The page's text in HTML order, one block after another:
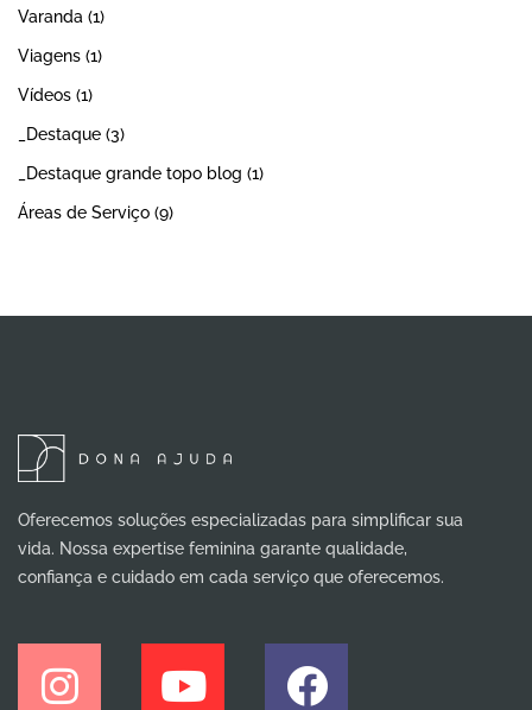
Varanda (1)
Viagens (1)
Vídeos (1)
_Destaque (3)
_Destaque grande topo blog (1)
Áreas de Serviço (9)
Oferecemos soluções especializadas para simplificar sua
vida. Nossa expertise feminina garante qualidade,
confiança e cuidado em cada serviço que oferecemos.